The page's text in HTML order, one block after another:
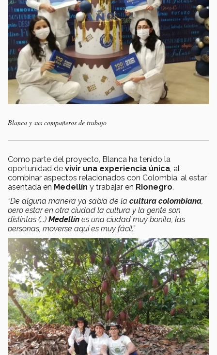
Blanca y sus compañeros de trabajo
Como parte del proyecto, Blanca ha tenido la
oportunidad de vivir una experiencia única, al
combinar aspectos relacionados con Colombia, al estar
asentada en Medellín y trabajar en Rionegro.
“De alguna manera ya sabía de la cultura colombiana,
pero estar en otra ciudad la cultura y la gente son
distintas (...) Medellín es una ciudad muy bonita, las
personas, moverse aquí es muy fácil.”